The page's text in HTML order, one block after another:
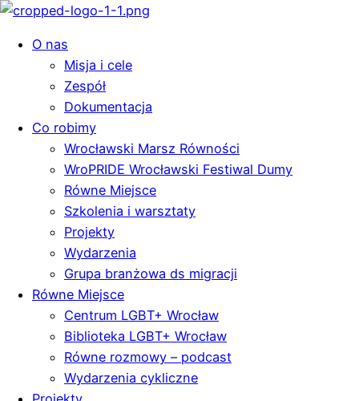
O nas
Misja i cele
Zespół
Dokumentacja
Co robimy
Wrocławski Marsz Równości
WroPRIDE Wrocławski Festiwal Dumy
Równe Miejsce
Szkolenia i warsztaty
Projekty
Wydarzenia
Grupa branżowa ds migracji
Równe Miejsce
Centrum LGBT+ Wrocław
Biblioteka LGBT+ Wrocław
Równe rozmowy – podcast
Wydarzenia cykliczne